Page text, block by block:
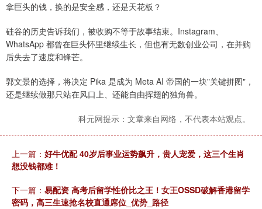
拿巨头的钱，换的是安全感，还是天花板？
硅谷的历史告诉我们，被收购不等于故事结束。Instagram、
WhatsApp 都曾在巨头怀里继续生长，但也有无数创业公司，在并购
后失去了速度和锋芒。
郭文景的选择，将决定 Pika 是成为 Meta AI 帝国的一块"关键拼图"，
还是继续做那只站在风口上、还能自由挥翅的独角兽。
科元网提示：文章来自网络，不代表本站观点。
上一篇： 好牛优配 40岁后事业运势飙升，贵人宠爱，这三个生肖
想没钱都难！
下一篇： 易配资 高考后留学性价比之王！女王OSSD破解香港留学
密码，高三生速抢名校直通席位_优势_路径